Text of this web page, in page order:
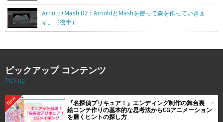
Arnold+Mash 02：ArnoldとMashを使って森を作っていきま
す。（後半）
ピックアップ コンテンツ
Pick up
New
『名探偵プリキュア！』エンディング制作の舞台裏 ―
絵コンテ作りの基本的な思考法からCGアニメーション
を磨くヒントの探し方